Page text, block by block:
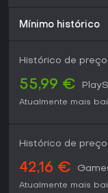
entrega tensão
Mínimo histórico
Histórico de
55,99 €
Atualmente mais
Histórico de
42,16 €
Atualmente mais